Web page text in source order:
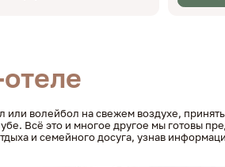
или волейбол на свежем воздухе, принять
Всё это и многое другое мы готовы
и семейного досуга, узнав